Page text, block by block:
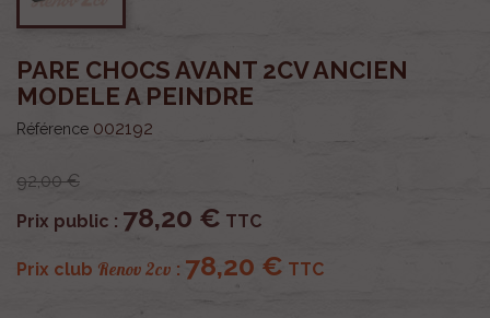
PARE CHOCS AVANT 2CV ANCIEN
MODELE A PEINDRE
Référence 002192
92,00 €
Prix public : 78,20 € TTC
Prix club Renov 2cv : 78,20 € TTC